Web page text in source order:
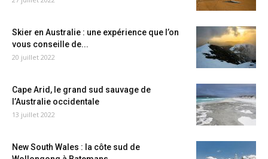
Skier en Australie : une expérience que l’on
vous conseille de...
20 juillet 2022
Cape Arid, le grand sud sauvage de
l’Australie occidentale
13 juillet 2022
New South Wales : la côte sud de